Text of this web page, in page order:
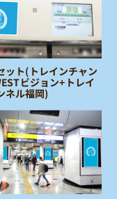
ット(トレインチャン
ビジョン+トレイ
ネル福岡)